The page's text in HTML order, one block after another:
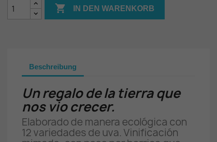
 IN DEN WARENKORB
Beschreibung
Un regalo de la tierra que
nos vio crecer.
Elaborado de manera ecológica con
12 variedades de uva. Vinificación